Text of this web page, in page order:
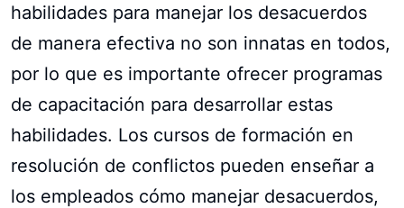
habilidades para manejar los desacuerdos
de manera efectiva no son innatas en todos,
por lo que es importante ofrecer programas
de capacitación para desarrollar estas
habilidades. Los cursos de formación en
resolución de conflictos pueden enseñar a
los empleados cómo manejar desacuerdos,